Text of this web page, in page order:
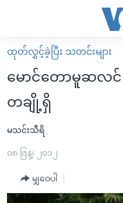
လွယ်ကူ
စေ
များ
ပင်မ
မူလစာမျက်နှာ
မြန်မာ
ကမ္ဘာ့သတင်းများ
နိုင်ငံတကာ
အမေရိကန်
အစ္စရေး-ပါလက်စတိုင်း
ဗွီဒီယို
သတင်းလွတ်လပ်ခွင့်
အင်္ဂလိပ်စာလေ့လာမယ်
ထုတ်လွှင့်ခဲ့ပြီး သတင်းများ
မောင်တောမူဆ
တချို့ရှိ
မသင်းသီရိ
၀၈ ဇြန္၊ ၂၀၁၂
မျှဝေပါ